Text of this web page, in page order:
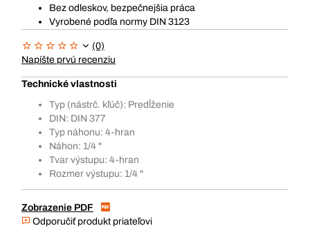
Bez odleskov, bezpečnejšia práca
Vyrobené podľa normy DIN 3123
(0)
Napíšte prvú recenziu
Technické vlastnosti
Typ (nástrč. kľúč): Predĺženie
DIN: DIN 377
Typ náhonu: 4-hran
Náhon: 1/4 "
Tvar výstupu: 4-hran
Rozmer výstupu: 1/4 "
Zobrazenie PDF
Odporučiť produkt priateľovi